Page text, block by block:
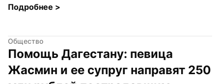
Подробнее >
Общество
Помощь Дагестану: певица
Жасмин и ее супруг направят 250